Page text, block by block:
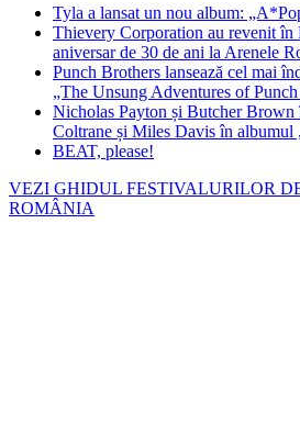
Tyla a lansat un nou album:
Thievery Corporation au revenit în
aniversar de 30 de ani la Arenele
Punch Brothers lansează cel mai
„The Unsung Adventures of
Nicholas Payton și Butcher Brown
Coltrane și Miles Davis în albumul
BEAT, please!
VEZI GHIDUL FESTIVALURILOR
ROMÂNIA